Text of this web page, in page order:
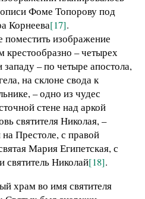
Фоме Топорову под
Корнеева[17].
поместить изображение
крестообразно – четырех
западу – по четыре апостола,
на склоне свода к
– одно из чудес
стене над аркой
святителя Николая, –
Престоле, с правой
Мария Египетская, с
святитель Николай[18].
храм во имя святителя